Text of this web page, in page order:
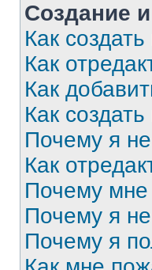
Создание
Как
Как
Как
Как
Почему я
Как
Почему
Почему я
Почему я